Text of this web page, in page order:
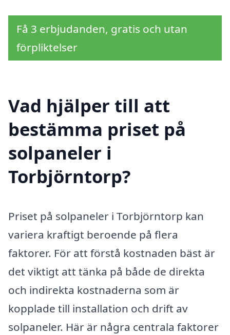
Få 3 erbjudanden, gratis och utan
förpliktelser
Vad hjälper till att
bestämma priset på
solpaneler i
Torbjörntorp?
Priset på solpaneler i Torbjörntorp kan
variera kraftigt beroende på flera
faktorer. För att förstå kostnaden bäst är
det viktigt att tänka på både de direkta
och indirekta kostnaderna som är
kopplade till installation och drift av
solpaneler. Här är några centrala faktorer